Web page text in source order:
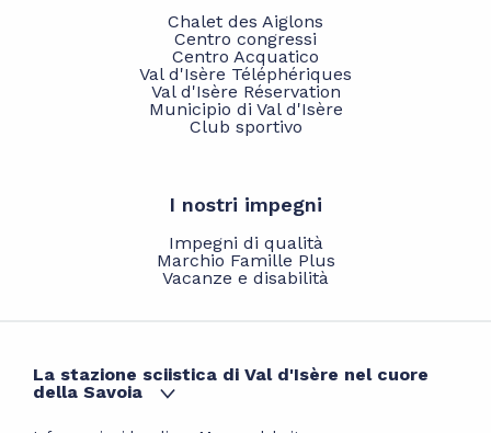
Chalet des Aiglons
Centro congressi
Centro Acquatico
Val d'Isère Téléphériques
Val d'Isère Réservation
Municipio di Val d'Isère
Club sportivo
I nostri impegni
Impegni di qualità
Marchio Famille Plus
Vacanze e disabilità
La stazione sciistica di Val d'Isère nel cuore
della Savoia